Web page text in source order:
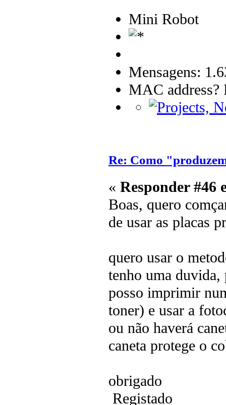
Mini Robot
Mensagens:
MAC
Re: Como
« Responder #46
Boas, quero
de usar as placas
quero usar o
tenho uma duvida,
posso imprimir
toner) e usar a
ou não haverá
caneta protege o
obrigado
Registado